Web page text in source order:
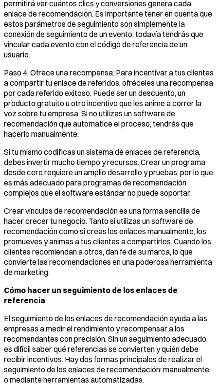
permitirá ver cuántos clics y conversiones genera cada
enlace de recomendación. Es importante tener en cuenta que
estos parámetros de seguimiento son simplemente la
conexión de seguimiento de un evento, todavía tendrás que
vincular cada evento con el código de referencia de un
usuario.
Paso 4. Ofrece una recompensa: Para incentivar a tus clientes
a compartir tu enlace de referidos, ofréceles una recompensa
por cada referido exitoso. Puede ser un descuento, un
producto gratuito u otro incentivo que les anime a correr la
voz sobre tu empresa. Si no utilizas un software de
recomendación que automatice el proceso, tendrás que
hacerlo manualmente.
Si tu mismo codificas un sistema de enlaces de referencia,
debes invertir mucho tiempo y recursos. Crear un programa
desde cero requiere un amplio desarrollo y pruebas, por lo que
es más adecuado para programas de recomendación
complejos que el software estándar no puede soportar.
Crear vínculos de recomendación es una forma sencilla de
hacer crecer tu negocio. Tanto si utilizas un software de
recomendación como si creas los enlaces manualmente, los
promueves y animas a tus clientes a compartirlos. Cuando los
clientes recomiendan a otros, dan fe de su marca, lo que
convierte las recomendaciones en una poderosa herramienta
de marketing.
Cómo hacer un seguimiento de los enlaces de
referencia
El seguimiento de los enlaces de recomendación ayuda a las
empresas a medir el rendimiento y recompensar a los
recomendantes con precisión. Sin un seguimiento adecuado,
es difícil saber qué referencias se convierten y quién debe
recibir incentivos. Hay dos formas principales de realizar el
seguimiento de los enlaces de recomendación: manualmente
o mediante herramientas automatizadas.